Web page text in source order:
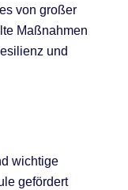
von großer
Maßnahmen
und
wichtige
gefördert